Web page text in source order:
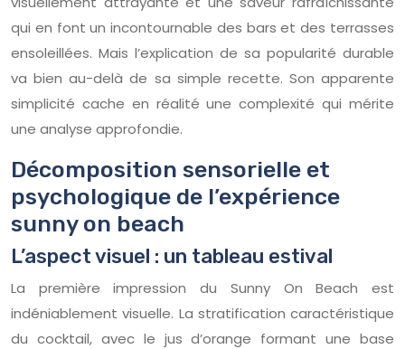
qui en font un incontournable des bars et des terrasses
ensoleillées. Mais l’explication de sa popularité durable
va bien au-delà de sa simple recette. Son apparente
simplicité cache en réalité une complexité qui mérite
une analyse approfondie.
Décomposition sensorielle et
psychologique de l’expérience
sunny on beach
L’aspect visuel : un tableau estival
La première impression du Sunny On Beach est
indéniablement visuelle. La stratification caractéristique
du cocktail, avec le jus d’orange formant une base